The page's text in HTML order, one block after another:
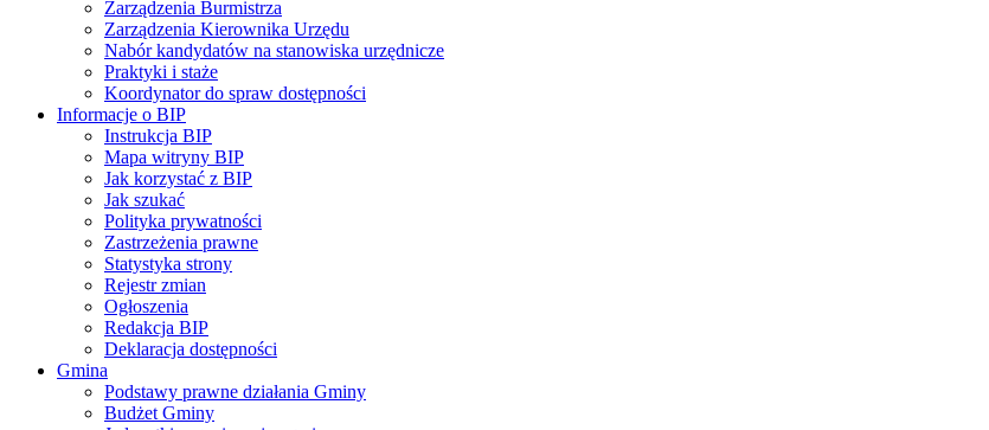
Zarządzenia Burmistrza
Zarządzenia Kierownika Urzędu
Nabór kandydatów na stanowiska urzędnicze
Praktyki i staże
Koordynator do spraw dostępności
Informacje o BIP
Instrukcja BIP
Mapa witryny BIP
Jak korzystać z BIP
Jak szukać
Polityka prywatności
Zastrzeżenia prawne
Statystyka strony
Rejestr zmian
Ogłoszenia
Redakcja BIP
Deklaracja dostępności
Gmina
Podstawy prawne działania Gminy
Budżet Gminy